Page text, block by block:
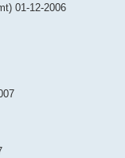
01-12-2006